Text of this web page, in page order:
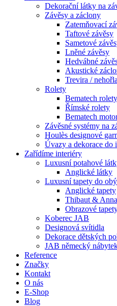
Dekorační látky na
Závěsy a záclony
Zatemňovací
Taftové závěsy
Sametové
Lněné závěsy
Hedvábné
Akustické
Trevira /
Rolety
Bematech rolety
Římské rolety
Bematech
Závěsné systémy na
Houlès designové
Úvazy a dekorace do
Zařídíme interiéry
Luxusní potahové
Anglické látky
Luxusní tapety do
Anglické tapety
Thibaut &
Obrazové
Koberec JAB
Designová svítidla
Dekorace dětských
JAB německý
Reference
Značky
Kontakt
O nás
E-Shop
Blog